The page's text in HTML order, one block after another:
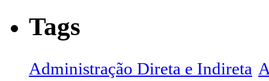
Tags
Administração Direta e Indireta